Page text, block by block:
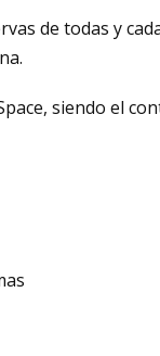
de todas y
siendo el